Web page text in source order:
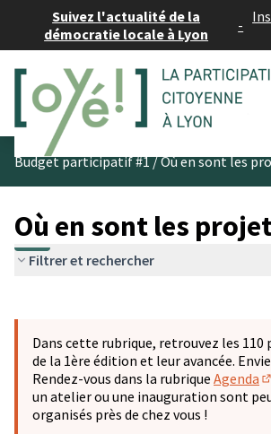
Suivez l'actualité de la
démocratie locale à Lyon
-
Budget participatif #1/Où en sont les
Où en sont les
Filtrer et rechercher
−
Dans cette rubrique, retrouvez les
de la 1ère édition et leur avancée.
Rendez-vous dans la rubrique Agenda
un atelier ou une inauguration sont
organisés près de chez vous !